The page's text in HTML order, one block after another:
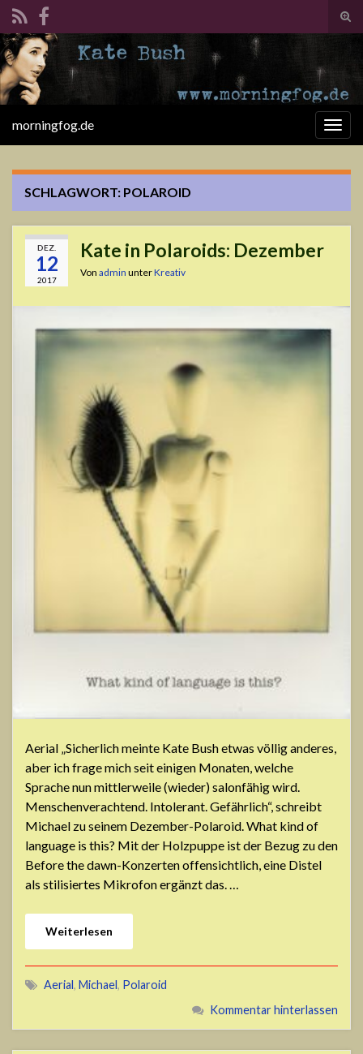
Search for:
morningfog.de
SCHLAGWORT: POLAROID
DEZ.
12
2017
Kate in Polaroids: Dezember
Von admin unterKreativ
Aerial „Sicherlich meinte Kate Bush etwas völlig anderes,
aber ich frage mich seit einigen Monaten, welche
Sprache nun mittlerweile (wieder) salonfähig wird.
Menschenverachtend. Intolerant. Gefährlich“, schreibt
Michael zu seinem Dezember-Polaroid. What kind of
language is this? Mit der Holzpuppe ist der Bezug zu den
Before the dawn-Konzerten offensichtlich, eine Distel
als stilisiertes Mikrofon ergänzt das. …
Weiterlesen
Aerial , Michael, Polaroid
Kommentar hinterlassen